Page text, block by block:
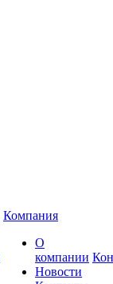
Компания
О
компании
Новости